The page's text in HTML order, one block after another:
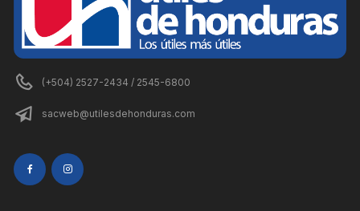
(+504) 2527-2434 / 2545-6800
sacweb@utilesdehonduras.com